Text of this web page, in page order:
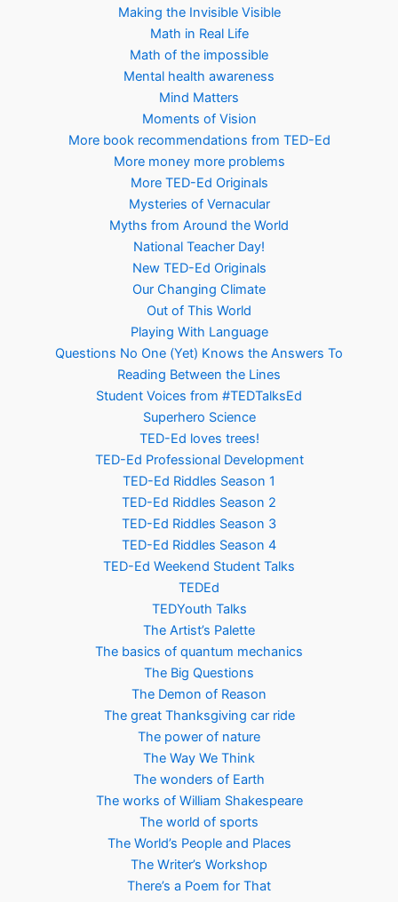
Making the Invisible Visible
Math in Real Life
Math of the impossible
Mental health awareness
Mind Matters
Moments of Vision
More book recommendations from TED-Ed
More money more problems
More TED-Ed Originals
Mysteries of Vernacular
Myths from Around the World
National Teacher Day!
New TED-Ed Originals
Our Changing Climate
Out of This World
Playing With Language
Questions No One (Yet) Knows the Answers To
Reading Between the Lines
Student Voices from #TEDTalksEd
Superhero Science
TED-Ed loves trees!
TED-Ed Professional Development
TED-Ed Riddles Season 1
TED-Ed Riddles Season 2
TED-Ed Riddles Season 3
TED-Ed Riddles Season 4
TED-Ed Weekend Student Talks
TEDEd
TEDYouth Talks
The Artist’s Palette
The basics of quantum mechanics
The Big Questions
The Demon of Reason
The great Thanksgiving car ride
The power of nature
The Way We Think
The wonders of Earth
The works of William Shakespeare
The world of sports
The World’s People and Places
The Writer’s Workshop
There’s a Poem for That